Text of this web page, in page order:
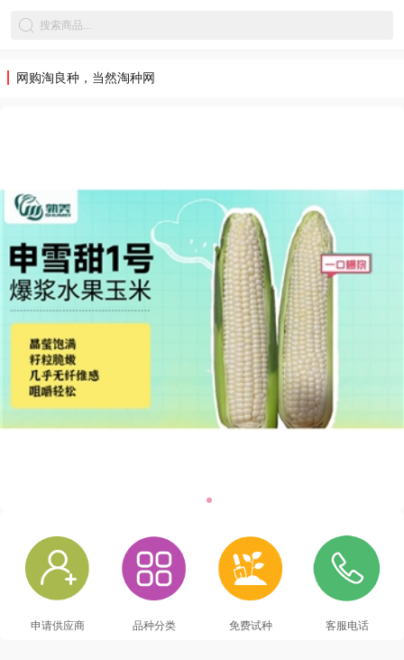
网购淘良种，当然淘种网
申请供应商 品种分类 免费试种 客服电话